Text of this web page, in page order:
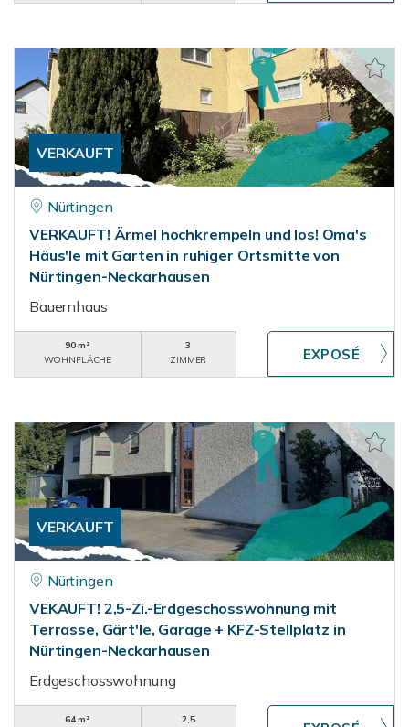
VERKAUFT
Nürtingen
VERKAUFT! Ärmel hochkrempeln und los! Oma's
Häus'le mit Garten in ruhiger Ortsmitte von
Nürtingen-Neckarhausen
Bauernhaus
90 m²
WOHNFLÄCHE
3
ZIMMER
VERKAUFT
Nürtingen
VEKAUFT! 2,5-Zi.-Erdgeschosswohnung mit
Terrasse, Gärt'le, Garage + KFZ-Stellplatz in
Nürtingen-Neckarhausen
Erdgeschosswohnung
64 m²
2,5